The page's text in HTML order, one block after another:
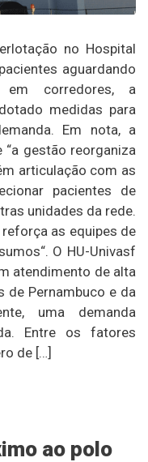
no Hospital
aguardando
em corredores, a
medidas para
Em nota, a
gestão reorganiza
articulação com as
pacientes de
unidades da rede.
as equipes de
O HU-Univasf
atendimento de alta
de Pernambuco e da
uma demanda
Entre os fatores
de […]
ao polo